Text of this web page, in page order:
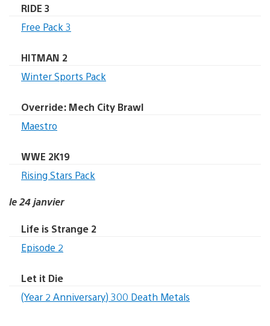
RIDE 3
Free Pack 3
HITMAN 2
Winter Sports Pack
Override: Mech City Brawl
Maestro
WWE 2K19
Rising Stars Pack
le 24 janvier
Life is Strange 2
Episode 2
Let it Die
(Year 2 Anniversary) 300 Death Metals